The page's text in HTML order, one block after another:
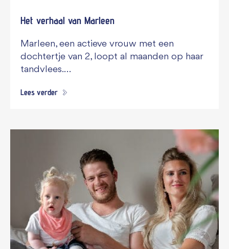
Het verhaal van Marleen
Marleen, een actieve vrouw met een
dochtertje van 2, loopt al maanden op haar
tandvlees.…
Lees verder